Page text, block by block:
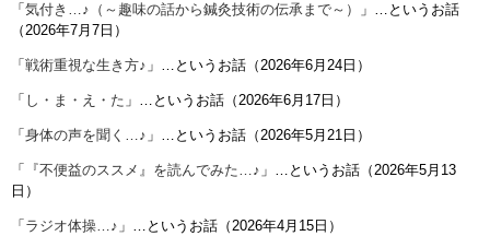
「 気付き…♪（～趣味の話から鍼灸技術の伝承まで～）
」…というお話
（2026年7月7日）
「 戦術重視な生き方♪ 」…というお話（2026年6月24日）
「 し・ま・え・た 」…というお話（2026年6月17日）
「 身体の声を聞く…♪ 」…というお話（2026年5月21日）
「 『不便益のススメ』を読んでみた…♪ 」…というお話（2026年5月13
日）
「 ラジオ体操…♪ 」…というお話（2026年4月15日）